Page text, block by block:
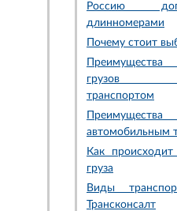
Россию
длинномерами
Почему стоит
Преимущества
грузов
транспортом
автомобильным
Как происходит
груза
Виды
Трансконсалт